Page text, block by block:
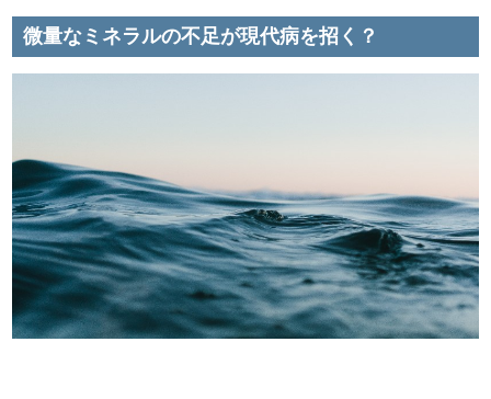
微量なミネラルの不足が現代病を招く？